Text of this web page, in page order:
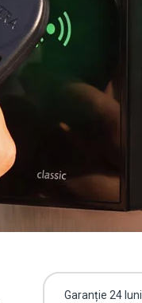
Garanție 24 luni